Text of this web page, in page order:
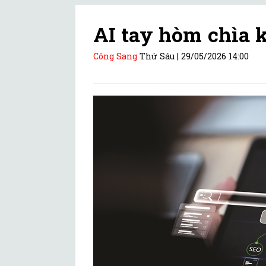
AI tay hòm chìa
Công Sang Thứ Sáu |29/05/2026 14:00